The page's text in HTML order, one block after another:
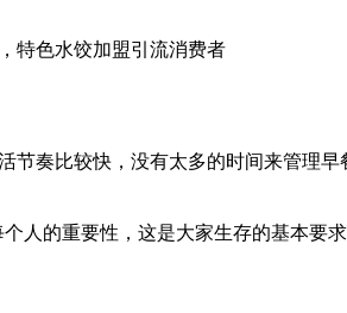
奏比较快，没有太多的时间来管理
人的重要性，这是大家生存的基本要